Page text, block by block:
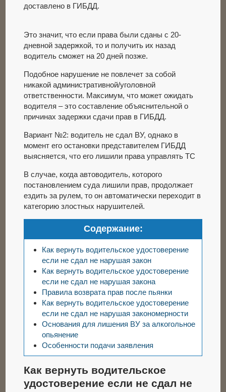
доставлено в ГИБДД.
Это значит, что если права были сданы с 20-
дневной задержкой, то и получить их назад
водитель сможет на 20 дней позже.
Подобное нарушение не повлечет за собой
никакой административной/уголовной
ответственности. Максимум, что может ожидать
водителя – это составление объяснительной о
причинах задержки сдачи прав в ГИБДД.
Вариант №2: водитель не сдал ВУ, однако в
момент его остановки представителем ГИБДД
выясняется, что его лишили права управлять ТС
В случае, когда автоводитель, которого
постановлением суда лишили прав, продолжает
ездить за рулем, то он автоматически переходит в
категорию злостных нарушителей.
Содержание:
Как вернуть водительское удостоверение
если не сдал не нарушая закон
Как вернуть водительское удостоверение
если не сдал не нарушая закона
Правила возврата прав после пьянки
Как вернуть водительское удостоверение
если не сдал не нарушая закономерности
Основания для лишения ВУ за алкогольное
опьянение
Особенности подачи заявления
Как вернуть водительское
удостоверение если не сдал не